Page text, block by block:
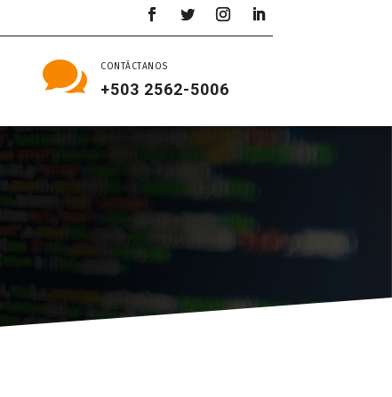
 CONTÁCTANOS
+503 2562-5006